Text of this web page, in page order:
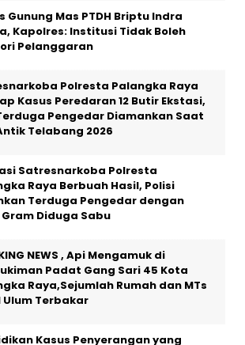
Gunung Mas PTDH Briptu Indra
Kapolres: Institusi Tidak Boleh
Pelanggaran
Polresta Palangka Raya
Kasus Peredaran 12 Butir Ekstasi,
Pengedar Diamankan Saat
Telabang 2026
Satresnarkoba Polresta
Raya Berbuah Hasil, Polisi
Terduga Pengedar dengan
Gram Diduga Sabu
NEWS , Api Mengamuk di
Padat Gang Sari 45 Kota
Raya,Sejumlah Rumah dan MTs
Ulum Terbakar
Kasus Penyerangan yang